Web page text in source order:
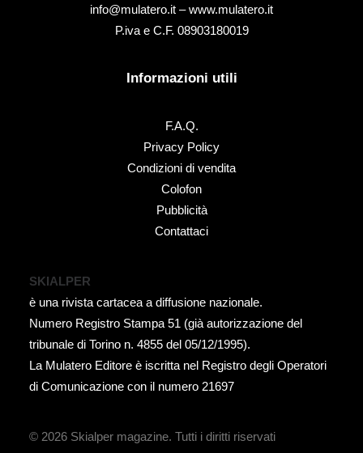
info@mulatero.it –www.mulatero.it
P.iva e C.F. 08903180019
Informazioni utili
F.A.Q.
Privacy Policy
Condizioni di vendita
Colofon
Pubblicità
Contattaci
SKIALPER
è una rivista cartacea a diffusione nazionale.
Numero Registro Stampa 51 (già autorizzazione del
tribunale di Torino n. 4855 del 05/12/1995).
La Mulatero Editore è iscritta nel Registro degli Operatori
di Comunicazione con il numero 21697
© 2026 Skialper magazine. Tutti i diritti riservati